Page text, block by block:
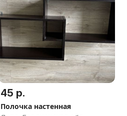
45 р.
Полочка настенная